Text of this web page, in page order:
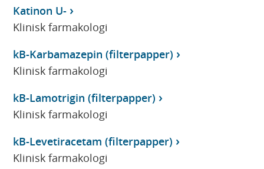
Katinon U-
Klinisk farmakologi
kB-Karbamazepin (filterpapper)
Klinisk farmakologi
kB-Lamotrigin (filterpapper)
Klinisk farmakologi
kB-Levetiracetam (filterpapper)
Klinisk farmakologi